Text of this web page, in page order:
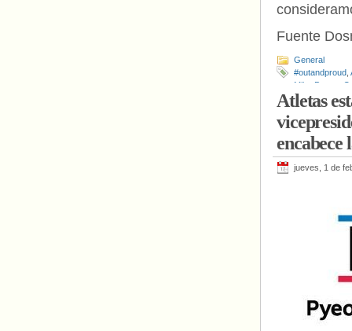
Fuente
General
#outandproud
Mike Pence
Atletas
encabece
jueves, 1 de